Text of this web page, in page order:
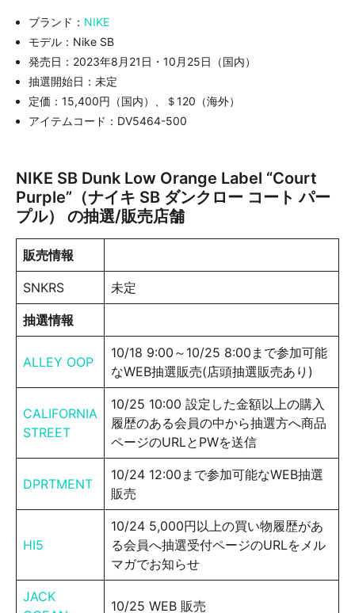
ブランド： NIKE
モデル：Nike SB
発売日：2023年8月21日・10月25日（国内）
抽選開始日：未定
定価：15,400円（国内）、＄120（海外）
アイテムコード：DV5464-500
NIKE SB Dunk Low Orange Label “Court
Purple”（ナイキ SB ダンクロー コート パー
プル） の抽選/販売店舗
販売情報
SNKRS 未定
抽選情報
ALLEY OOP
10/18 9:00～10/25 8:00まで参加可能
なWEB抽選販売(店頭抽選販売あり)
CALIFORNIA
STREET
10/25 10:00 設定した金額以上の購入
履歴のある会員の中から抽選方へ商品
ページのURLとPWを送信
DPRTMENT
10/24 12:00まで参加可能なWEB抽選
販売
HI5
10/24 5,000円以上の買い物履歴があ
る会員へ抽選受付ページのURLをメル
マガでお知らせ
JACK
10/25 WEB 販売